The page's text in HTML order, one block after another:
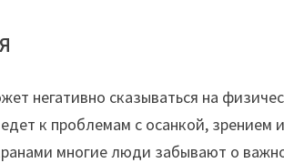
негативно сказываться на
к проблемам с осанкой, зрением
многие люди забывают о